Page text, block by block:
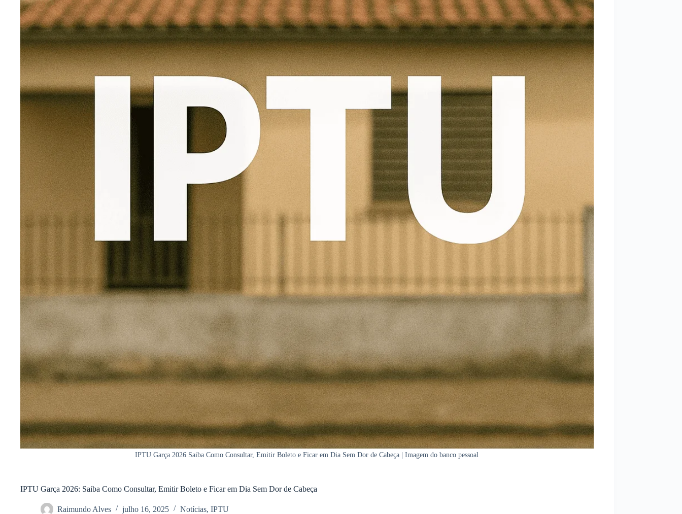
IPTU Garça 2026 Saiba Como Consultar, Emitir Boleto e Ficar em Dia Sem Dor de Cabeça | Imagem do banco pessoal
IPTU Garça 2026: Saiba Como Consultar, Emitir Boleto e Ficar em Dia Sem Dor de Cabeça
Raimundo Alves julho 16, 2025 Notícias, IPTU